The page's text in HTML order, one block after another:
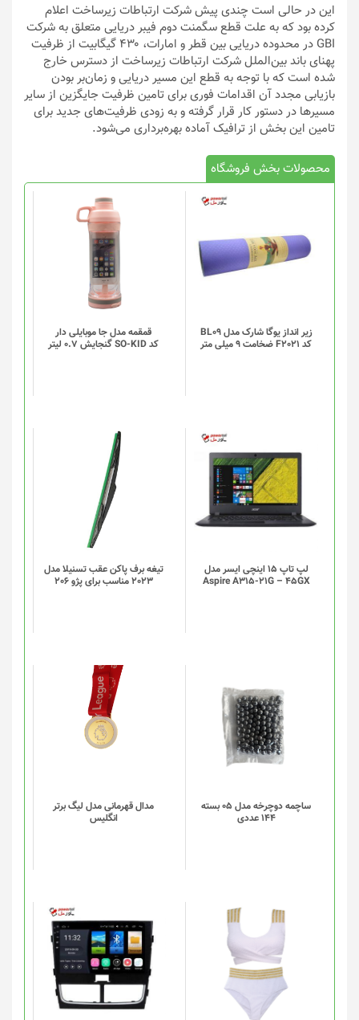
این در حالی است چندی پیش شرکت ارتباطات زیرساخت اعلام
کرده بود که به علت قطع سگمنت دوم فیبر دریایی متعلق به شرکت
GBI در محدوده دریایی بین قطر و امارات، ۴۳۰ گیگابیت از ظرفیت
پهنای باند بین‌الملل شرکت ارتباطات زیرساخت از دسترس خارج
شده است که با توجه به قطع این مسیر دریایی و زمان‌بر بودن
بازیابی مجدد آن اقدامات فوری برای تامین ظرفیت جایگزین از سایر
مسیرها در دستور کار قرار گرفته و به زودی ظرفیت‌های جدید برای
تامین این بخش از ترافیک آماده بهره‌برداری می‌شود.
محصولات بخش فروشگاه
زیر انداز یوگا شارک مدل BL09
کد F2021 ضخامت 9 میلی متر
قمقمه مدل جا موبایلی دار
کد SO-KID گنجایش 0.7 لیتر
این
محصول
دارای
انواع
مختلفی
می
گزینه
ها
لپ تاپ 15 اینچی ایسر مدل
Aspire A315-21G – 45GX
تیغه برف پاکن عقب تسنیلا مدل
2023 مناسب برای پژو 206
ساچمه دوچرخه مدل 05 بسته
144 عددی
این
محصول
دارای
انواع
مختلفی
گزینه
ها
محصول
انتخاب
شوند
مدال قهرمانی مدل لیگ برتر
انگلیس
این
محصول
دارای
انواع
گزینه
ها
محصول
انتخاب
شوند
این
محصول
دارای
انواع
مختلفی
می